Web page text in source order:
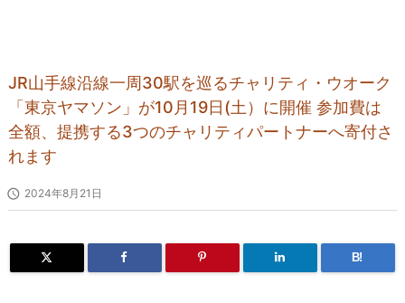
JR山手線沿線一周30駅を巡るチャリティ・ウオーク
「東京ヤマソン」が10月19日(土）に開催 参加費は
全額、提携する3つのチャリティパートナーへ寄付さ
れます
 2024年8月21日
B!